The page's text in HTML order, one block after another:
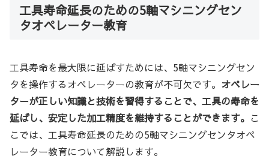
工具寿命延長のための5軸マシニングセン
タオペレーター教育
工具寿命を最大限に延ばすためには、5軸マシニングセン
タを操作するオペレーターの教育が不可欠です。 オペレー
ターが正しい知識と技術を習得することで、工具の寿命を
延ばし、安定した加工精度を維持することができます。 こ
こでは、工具寿命延長のための5軸マシニングセンタオペ
レーター教育について解説します。